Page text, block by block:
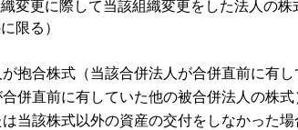
変更に際して当該組織変更をした法人の
限る）
抱合株式（当該合併法人が合併直前に有
併直前に有していた他の被合併法人の株
当該株式以外の資産の交付をしなかった